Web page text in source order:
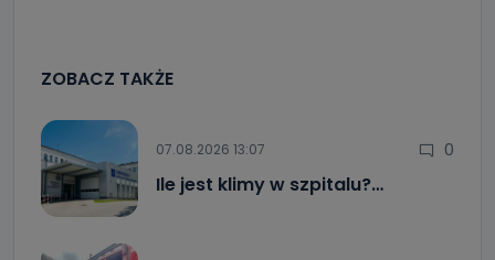
ZOBACZ TAKŻE
07.08.2026 13:07 0
Ile jest klimy w szpitalu?…